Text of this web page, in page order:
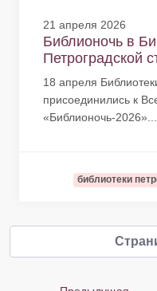
21 апреля 2026
Библионочь в
Петроградской
18 апреля
присоединились к
«Библионочь-2026»...
библиотеки